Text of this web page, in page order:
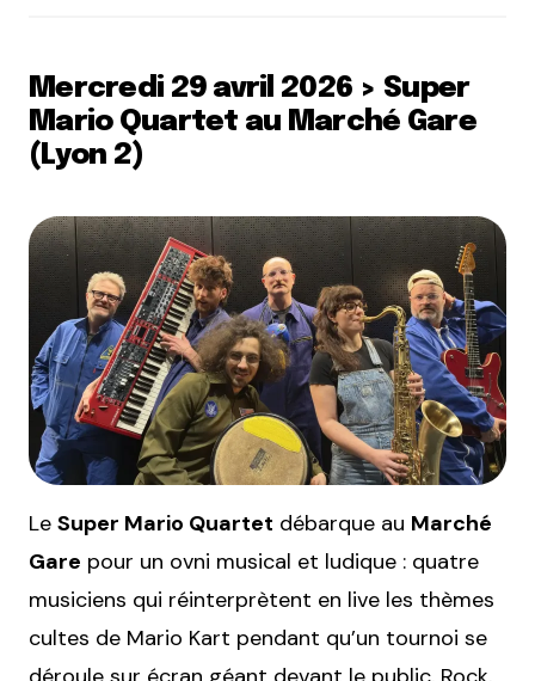
Mercredi 29 avril 2026 > Super
Mario Quartet au Marché Gare
(Lyon 2)
Le Super Mario Quartet débarque au Marché
Gare pour un ovni musical et ludique : quatre
musiciens qui réinterprètent en live les thèmes
cultes de Mario Kart pendant qu’un tournoi se